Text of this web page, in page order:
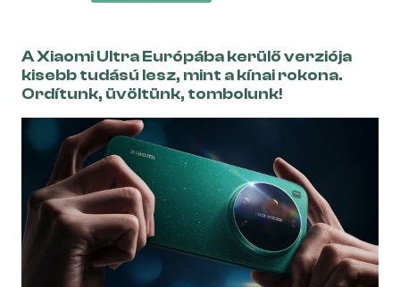
A Xiaomi Ultra Európába kerülő verziója
kisebb tudású lesz, mint a kínai rokona.
Ordítunk, üvöltünk, tombolunk!